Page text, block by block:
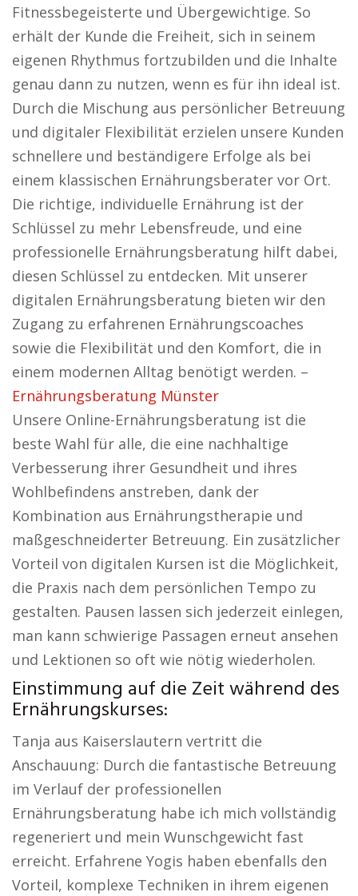
Fitnessbegeisterte und Übergewichtige. So
erhält der Kunde die Freiheit, sich in seinem
eigenen Rhythmus fortzubilden und die Inhalte
genau dann zu nutzen, wenn es für ihn ideal ist.
Durch die Mischung aus persönlicher Betreuung
und digitaler Flexibilität erzielen unsere Kunden
schnellere und beständigere Erfolge als bei
einem klassischen Ernährungsberater vor Ort.
Die richtige, individuelle Ernährung ist der
Schlüssel zu mehr Lebensfreude, und eine
professionelle Ernährungsberatung hilft dabei,
diesen Schlüssel zu entdecken. Mit unserer
digitalen Ernährungsberatung bieten wir den
Zugang zu erfahrenen Ernährungscoaches
sowie die Flexibilität und den Komfort, die in
einem modernen Alltag benötigt werden. –
Ernährungsberatung Münster
Unsere Online-Ernährungsberatung ist die
beste Wahl für alle, die eine nachhaltige
Verbesserung ihrer Gesundheit und ihres
Wohlbefindens anstreben, dank der
Kombination aus Ernährungstherapie und
maßgeschneiderter Betreuung. Ein zusätzlicher
Vorteil von digitalen Kursen ist die Möglichkeit,
die Praxis nach dem persönlichen Tempo zu
gestalten. Pausen lassen sich jederzeit einlegen,
man kann schwierige Passagen erneut ansehen
und Lektionen so oft wie nötig wiederholen.
Einstimmung auf die Zeit während des
Ernährungskurses:
Tanja aus Kaiserslautern vertritt die
Anschauung: Durch die fantastische Betreuung
im Verlauf der professionellen
Ernährungsberatung habe ich mich vollständig
regeneriert und mein Wunschgewicht fast
erreicht. Erfahrene Yogis haben ebenfalls den
Vorteil, komplexe Techniken in ihrem eigenen